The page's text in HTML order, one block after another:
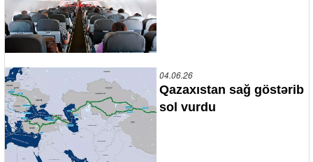
04.06.26
Qazaxıstan sağ göstərib
sol vurdu